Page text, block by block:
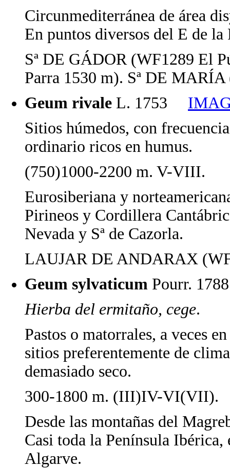
Circunmediterránea de área
En puntos diversos del E de
Sª DE GÁDOR (WF1289 El
Parra 1530 m). Sª DE
Geum rivale L. 1753
Sitios húmedos, con
ordinario ricos en humus.
(750)1000-2200 m. V-VIII.
Eurosiberiana y
Pirineos y Cordillera
Nevada y Sª de Cazorla.
LAUJAR DE ANDARAX
Geum sylvaticum Pourr. 1788
Hierba del ermitaño, cege.
Pastos o matorrales, a veces
sitios preferentemente de
demasiado seco.
300-1800 m. (III)IV-VI(VII).
Desde las montañas del
Casi toda la Península
Algarve.